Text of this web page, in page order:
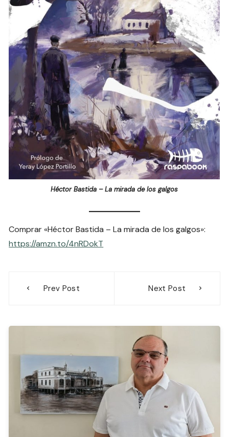
Héctor Bastida – La mirada de los galgos
Comprar «Héctor Bastida – La mirada de los galgos»:
https://amzn.to/4nRDokT
Prev Post Next Post